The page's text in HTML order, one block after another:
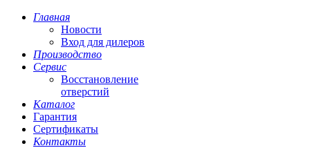
Главная
Новости
Вход для дилеров
Производство
Сервис
Восстановление
отверстий
Каталог
Гарантия
Сертификаты
Контакты